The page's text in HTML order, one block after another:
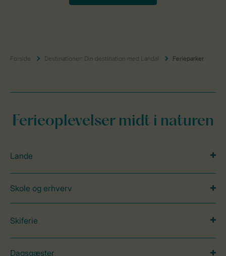
Forside Destinationer: Din destination med Landal Ferieparker
Ferieoplevelser midt i naturen
Lande
Skole og erhverv
Skiferie
Dagsgæster